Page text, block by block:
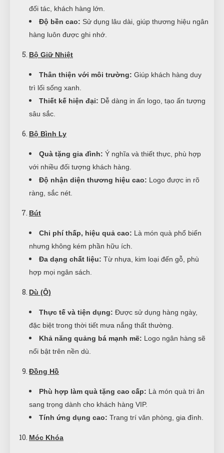
đối tác, khách hàng lớn.
Độ bền cao: Sử dụng lâu dài, giúp thương hiệu ngân
hàng luôn được ghi nhớ.
Bộ Giữ Nhiệt
Thân thiện với môi trường: Giúp khách hàng duy
trì lối sống xanh.
Thiết kế hiện đại: Dễ dàng in ấn logo, tạo ấn tượng
sâu sắc.
Bộ Bình Ly
Quà tặng gia đình: Ý nghĩa và thiết thực, phù hợp
với nhiều đối tượng khách hàng.
Độ nhận diện thương hiệu cao: Logo được in rõ
ràng, sắc nét.
Bút
Chi phí thấp, hiệu quả cao: Là món quà phổ biến
nhưng không kém phần hữu ích.
Đa dạng chất liệu: Từ nhựa, kim loại đến gỗ, phù
hợp mọi ngân sách.
Dù (Ô)
Thực tế và tiện dụng: Được sử dụng hàng ngày,
đặc biệt trong thời tiết mưa nắng thất thường.
Khả năng quảng bá mạnh mẽ: Logo ngân hàng sẽ
nổi bật trên nền dù.
Đồng Hồ
Phù hợp làm quà tặng cao cấp: Là món quà tri ân
sang trọng dành cho khách hàng VIP.
Tính ứng dụng cao: Trang trí văn phòng, gia đình.
Móc Khóa